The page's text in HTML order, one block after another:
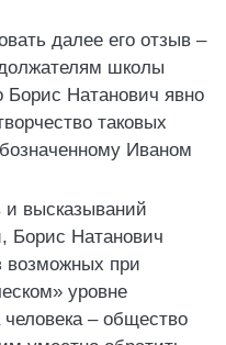
далее его отзыв –
школы
Натанович явно
таковых
Иваном
и высказываний
Борис Натанович
возможных при
уровне
человека – общество